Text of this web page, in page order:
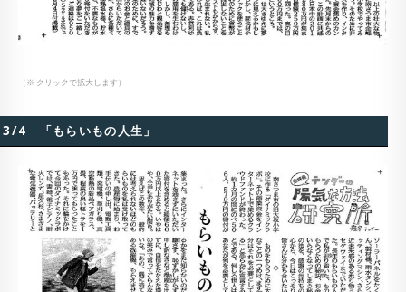
（※ クリックで拡大します）
3/4 「もらいもの人生」